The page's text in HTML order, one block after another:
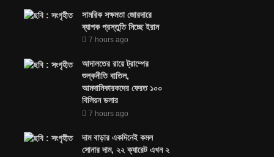
সামরিক সক্ষমতা জোরদারে
ব্যাপক প্রস্তুতি নিচ্ছে ইরান
7 hours ago
আদালতের রায়ে ট্রাম্পের
শুল্কনীতি বাতিল,
আমদানিকারকদের ফেরত ১০০
বিলিয়ন ডলার
7 hours ago
দাম বাড়ার একদিনেই কমল
সোনার দাম, ২২ ক্যারেট এখন ২